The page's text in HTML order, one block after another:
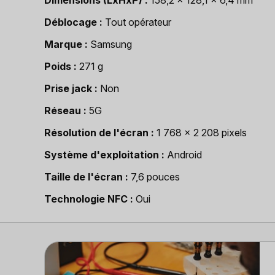
Déblocage
Tout opérateur
Marque
Samsung
Poids
271 g
Prise jack
Non
Réseau
5G
Résolution de l'écran
1 768 x 2 208 pixels
Système d'exploitation
Android
Taille de l'écran
7,6 pouces
Technologie NFC
Oui